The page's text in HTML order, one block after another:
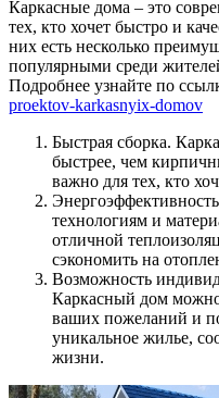
Каркасные дома – это
тех, кто хочет быстро и
них есть несколько
популярными среди
Подробнее узнайте по
proektov-karkasnyix-domov
Быстрая сборка.
быстрее, чем
важно для тех, кто
технологиям и
отличной
сэкономить на
Возможность
Каркасный дом можно
ваших пожеланий и
уникальное жилье,
жизни.